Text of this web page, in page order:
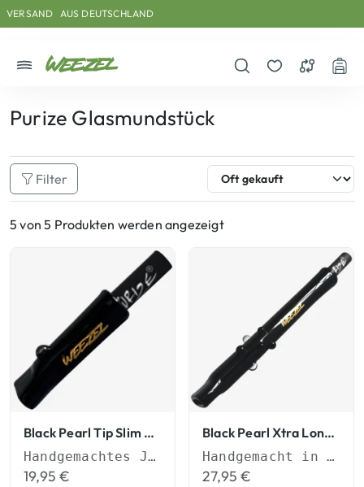
Skip to main content
Direkt zum Inhalt
Weiter zum Footer
VERSAND AUS DEUTSCHLAND
Purize Glasmundstück
Filter
5 von 5 Produkten werden angezeigt
Black Pearl Tip Slim Tips
Handgemachtes Joint-Mundstück (6mm)
19,95€
Black Pearl Xtra Long Tip Slim Tips
Handgemacht in Deutschland
27,95€